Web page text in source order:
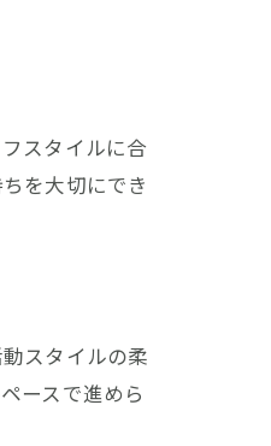
スタイルに合
を大切にでき
スタイルの柔
ースで進めら